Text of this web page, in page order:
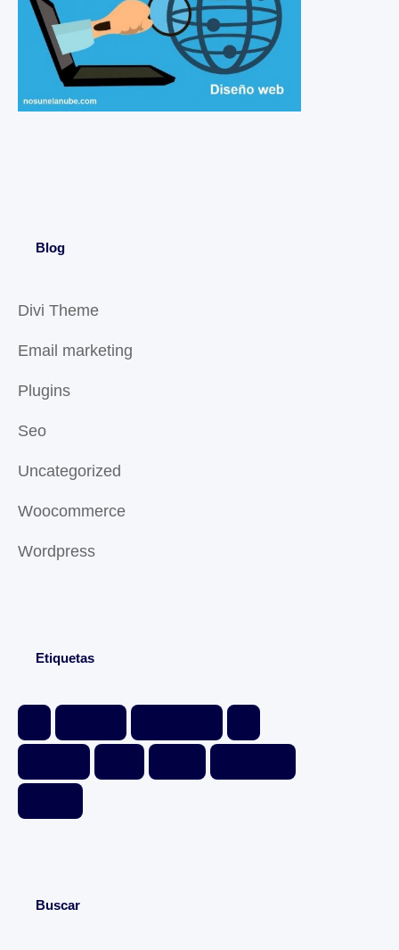
Blog
Divi Theme
Email marketing
Plugins
Seo
Uncategorized
Woocommerce
Wordpress
Etiquetas
Buscar